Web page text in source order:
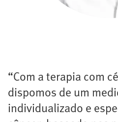
“Com a terapia com
dispomos de um
individualizado e